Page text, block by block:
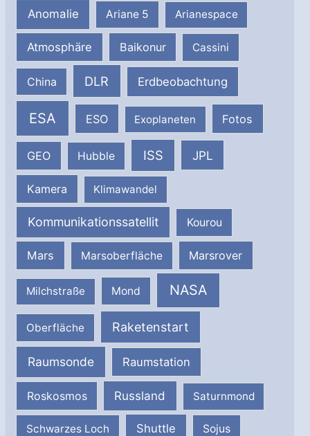
Anomalie Ariane 5 Arianespace
Atmosphäre Baikonur Cassini
China DLR Erdbeobachtung
ESA ESO Exoplaneten Fotos
GEO Hubble ISS JPL
Kamera Klimawandel
Kommunikationssatellit Kourou
Mars Marsoberfläche Marsrover
Milchstraße Mond NASA
Oberfläche Raketenstart
Raumsonde Raumstation
Roskosmos Russland Saturnmond
Schwarzes Loch Shuttle Sojus